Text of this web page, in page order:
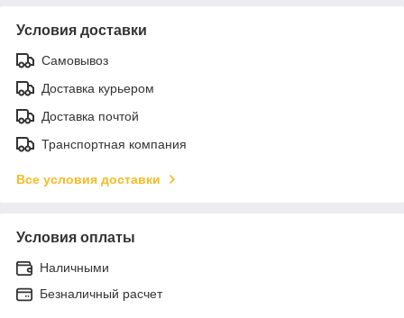
Условия доставки
Самовывоз
Доставка курьером
Доставка почтой
Транспортная компания
Все условия доставки
Условия оплаты
Наличными
Безналичный расчет